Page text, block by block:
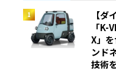
【
「K-
X」
ンド
技術